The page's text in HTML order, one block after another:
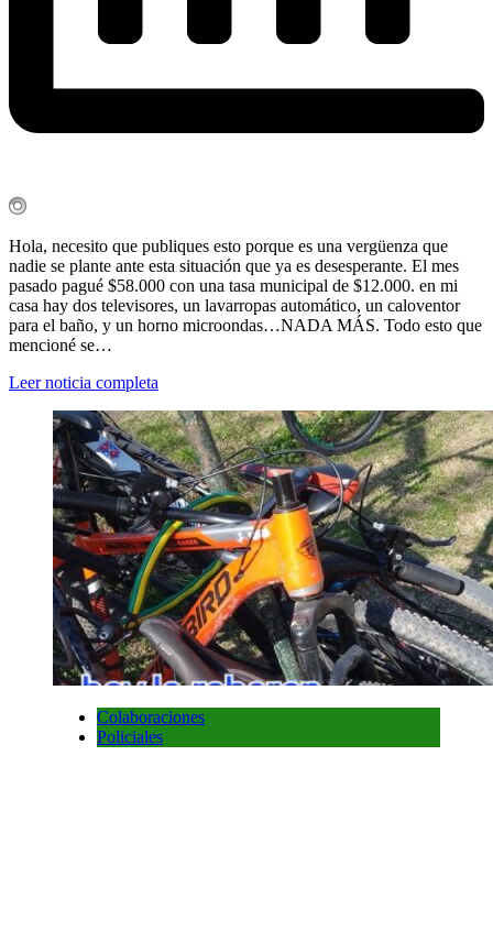
Hola, necesito que publiques esto porque es una vergüenza que
nadie se plante ante esta situación que ya es desesperante. El mes
pasado pagué $58.000 con una tasa municipal de $12.000. en mi
casa hay dos televisores, un lavarropas automático, un caloventor
para el baño, y un horno microondas…NADA MÁS. Todo esto que
mencioné se…
Leer noticia completa
Colaboraciones
Policiales